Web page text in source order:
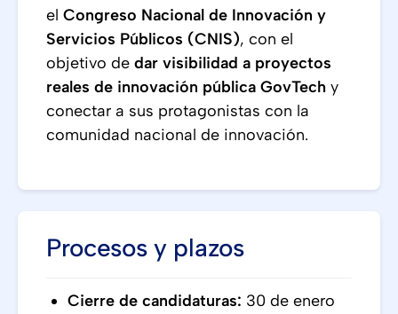
el Congreso Nacional de Innovación y
Servicios Públicos (CNIS), con el
objetivo de dar visibilidad a proyectos
reales de innovación pública GovTech y
conectar a sus protagonistas con la
comunidad nacional de innovación.
Procesos y plazos
Cierre de candidaturas: 30 de enero